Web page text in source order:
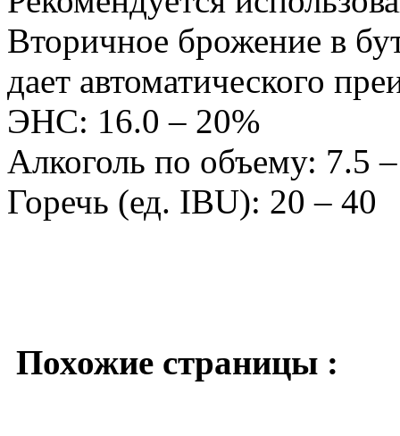
Вторичное брожение в
дает автоматического
ЭНС: 16.0 – 20%
Алкоголь по объему: 7.5
Горечь (ед. IBU): 20 – 40
Похожие страницы :